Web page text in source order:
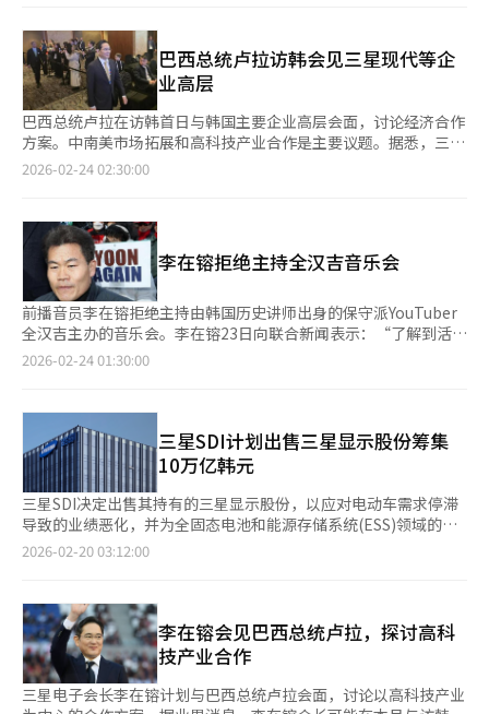
星合规监察委员会主席李灿熙也强调，“劳资关系是三星最大的挑
战”，并重申通过李在镕重返董事会明确责任经营的重要性，但公
司仍持谨慎态度。 由于半导体业务进入繁荣期，三星预计将创下
历史最高业绩。随着存储业务的强劲表现和非存储部门的正常化预
期，年度业绩展望也在上升。市场研究公司FnGuide预计，三星电
子今年的营业利润将达到167.5617万亿韩元，是去年的四倍。 尽
管有这些利好消息，股东大会的气氛仍不明朗。由于公司法的修
订，整个财界进入“股东回报强制时代”。三星电子去年通过销毁
策，但“总裁未登记”结构加剧了治理透明性争议。 韩国CXO研究
所所长吴日善指出，“在半导体繁荣的背景下，市场认为李在镕的
回归是合适的时机，但选择令人遗憾”，并指出需要改善未登记高
管状态以避免责任逃避。 关于此次三星股东大会，他表示，“半
导体行情带来的业绩改善和未来方向是否能明确呈现值得关注”，
并认为“今年三星能否夺回从SK海力士手中失去的‘王座’也将
成为观察重点”。※ 本报道经人工智能（AI）系统翻译与编辑。
否会正式建议李在镕回归，李灿熙表示，合规委员会作为协商机
构，需通过决议传达意见，目前尚未做出任何决议。尽管如此，许
多委员对改善公司治理的必要性达成了一定共识。三星电子已决定
不在下月的股东大会上提出李在镕的董事任命议案。对于三星新成
立的多数工会，李灿熙认为劳资关系是三星面临的重大挑战。他表
示，合规委员会将继续与工会保持沟通，并努力改善关系。关于停
滞的薪资和集体协议谈判，他认为双方需要妥协，并表示将与工会
密切协商以研究解决方案。合规委员会新引入了劳动和人事专家，
规委员会的未来，李灿熙表示，尽管委员会的职能在扩大，但其目
标仍是通过合规管理促进企业发展。※ 本报道经人工智能（AI）系
统翻译与编辑。
巴西总统卢拉访韩会见三星现代等企
业高层
巴西总统卢拉在访韩首日与韩国主要企业高层会面，讨论经济合作
方案。中南美市场拓展和高科技产业合作是主要议题。据悉，三星
电子会长李在镕、现代汽车集团会长郑义宣、LG会长具光谟和HD
密进行，由巴西出口投资促进局促成。与会的企业在巴西设有生产
基地。三星电子在圣保罗和马瑙斯设有工厂，现代汽车集团在圣保
罗设有整车工厂。LG电子在马瑙斯和巴拉那州设有新生产设施，
HD现代在里约热内卢州设有法人和工厂。企业高层与卢拉总统广
泛讨论了清洁能源、人工智能和电动化等未来产业合作的可能性。
特别是在全球供应链重组背景下，围绕以巴西为中心的本地生产扩
张和稳定供应链建设进行了深入探讨。巴西是中南美最大的经济
体，人口超过2亿，被认为在汽车、家电和建筑机械等多个行业具
展中南美市场的战略要地。此外，企业高层还计划出席论坛后的国
宴，SK集团会长崔泰源也将出席。※ 本报道经人工智能（AI）系
统翻译与编辑。
2026-02-24 02:30:00
李在镕拒绝主持全汉吉音乐会
前播音员李在镕拒绝主持由韩国历史讲师出身的保守派YouTuber
全汉吉主办的音乐会。李在镕23日向联合新闻表示：“了解到活动
性质后，立即联系主办方表示无法主持，并要求将我的名字从海报
镕补充道：“我通常不分保守或进步，只要是音乐会或出版纪念会
的主持请求都会接受，但极端活动不在我的范围内。如果事先告知
是极右翼性质的活动或全汉吉参与，我不会接受。”他表示没有计
划采取法律行动。此前，郑灿熙在社交媒体上表示：“我决定不参
加这场演出，很多人联系我，所以发个声明。我不会参加这场演
出。”他补充说：“口头接受了三一节音乐会的邀请，但两天前朋
友发来的海报让我了解到情况，因此决定不参加。”※ 本报道经
人工智能（AI）系统翻译与编辑。
2026-02-24 01:30:00
三星SDI计划出售三星显示股份筹集
10万亿韩元
三星SDI决定出售其持有的三星显示股份，以应对电动车需求停滞
导致的业绩恶化，并为全固态电池和能源存储系统(ESS)领域的投
资筹集资金。19日，三星SDI在董事会上宣布将出售其持有的三星
而遭受1.7724万亿韩元的营业亏损，急需现金流。尽管如此，公司
仍计划继续投资全固态电池生产线和北美ESS生产基地。去年3
月，三星SDI进行了1.65万亿韩元的增资发行，并在本月初的业绩
电话会议上表示正在考虑包括资产出售在内的多种融资方案。◆
透明的出售程序，谁将接手？三星SDI表示，此次出售将通过由独
2026-02-20 03:12:00
李在镕会见巴西总统卢拉，探讨高科
技产业合作
三星电子会长李在镕计划与巴西总统卢拉会面，讨论以高科技产业